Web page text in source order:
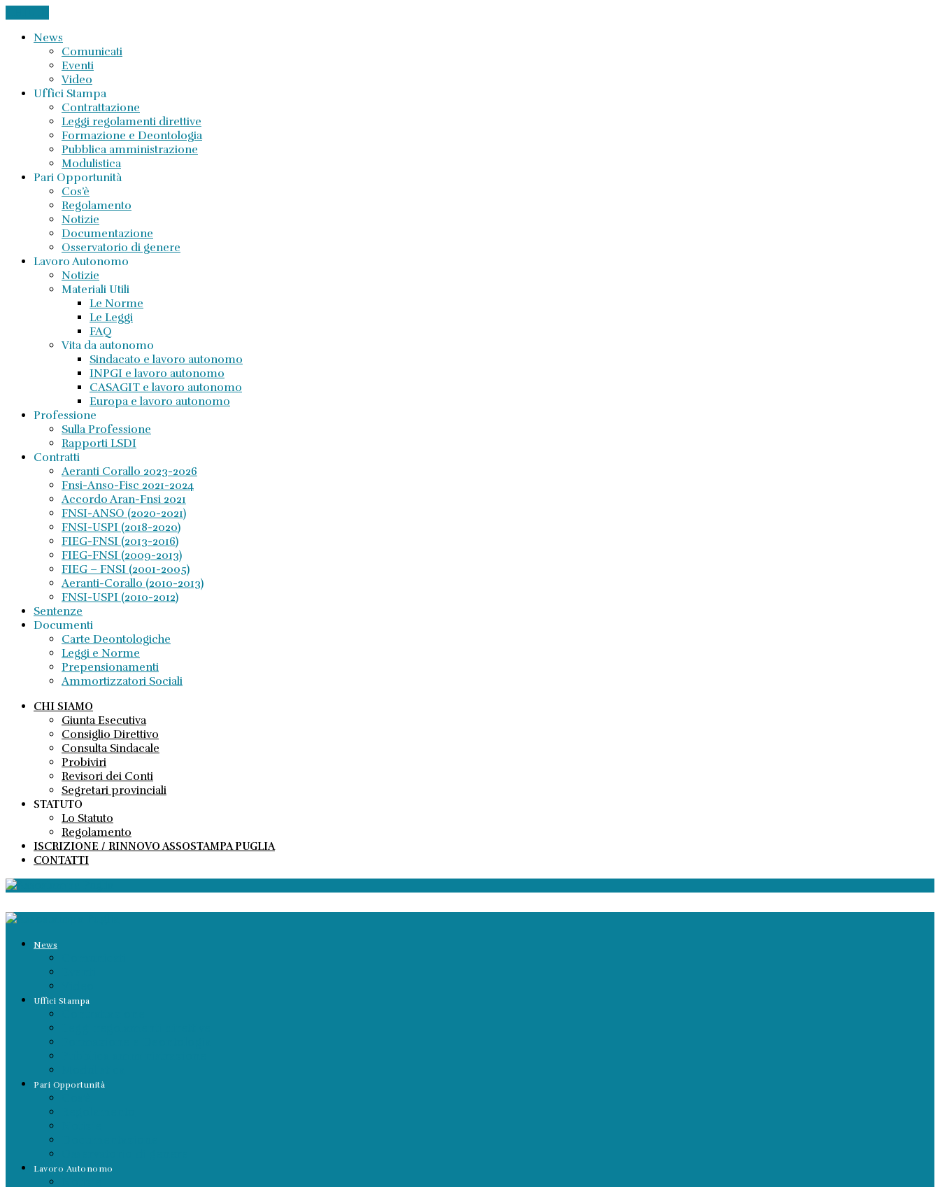
News
Comunicati
Eventi
Video
Uffici Stampa
Contrattazione
Leggi regolamenti direttive
Formazione e Deontologia
Pubblica amministrazione
Modulistica
Pari Opportunità
Cos’è
Regolamento
Notizie
Documentazione
Osservatorio di genere
Lavoro Autonomo
Notizie
Materiali Utili
Le Norme
Le Leggi
FAQ
Vita da autonomo
Sindacato e lavoro autonomo
INPGI e lavoro autonomo
CASAGIT e lavoro autonomo
Europa e lavoro autonomo
Professione
Sulla Professione
Rapporti LSDI
Contratti
Aeranti Corallo 2023-2026
Fnsi-Anso-Fisc 2021-2024
Accordo Aran-Fnsi 2021
FNSI-ANSO (2020-2021)
FNSI-USPI (2018-2020)
FIEG-FNSI (2013-2016)
FIEG-FNSI (2009-2013)
FIEG – FNSI (2001-2005)
Aeranti-Corallo (2010-2013)
FNSI-USPI (2010-2012)
Sentenze
Documenti
Carte Deontologiche
Leggi e Norme
Prepensionamenti
Ammortizzatori Sociali
CHI SIAMO
Giunta Esecutiva
Consiglio Direttivo
Consulta Sindacale
Probiviri
Revisori dei Conti
Segretari provinciali
STATUTO
Lo Statuto
Regolamento
ISCRIZIONE / RINNOVO ASSOSTAMPA PUGLIA
CONTATTI
News
Uffici Stampa
Pari Opportunità
Lavoro Autonomo